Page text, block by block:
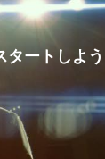
ートしよう